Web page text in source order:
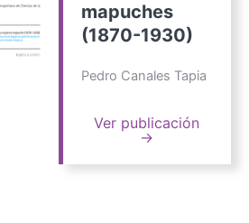
mapuches
(1870-1930)
Pedro Canales Tapia
Ver publicación
→